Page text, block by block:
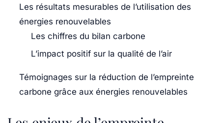
Les résultats mesurables de l’utilisation des
énergies renouvelables
Les chiffres du bilan carbone
L’impact positif sur la qualité de l’air
Témoignages sur la réduction de l’empreinte
carbone grâce aux énergies renouvelables